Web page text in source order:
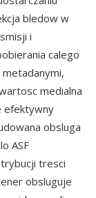
bledow w
i
calego
metadanymi,
medialna
efektywny
obsluga
ASF
tresci
obsluguje